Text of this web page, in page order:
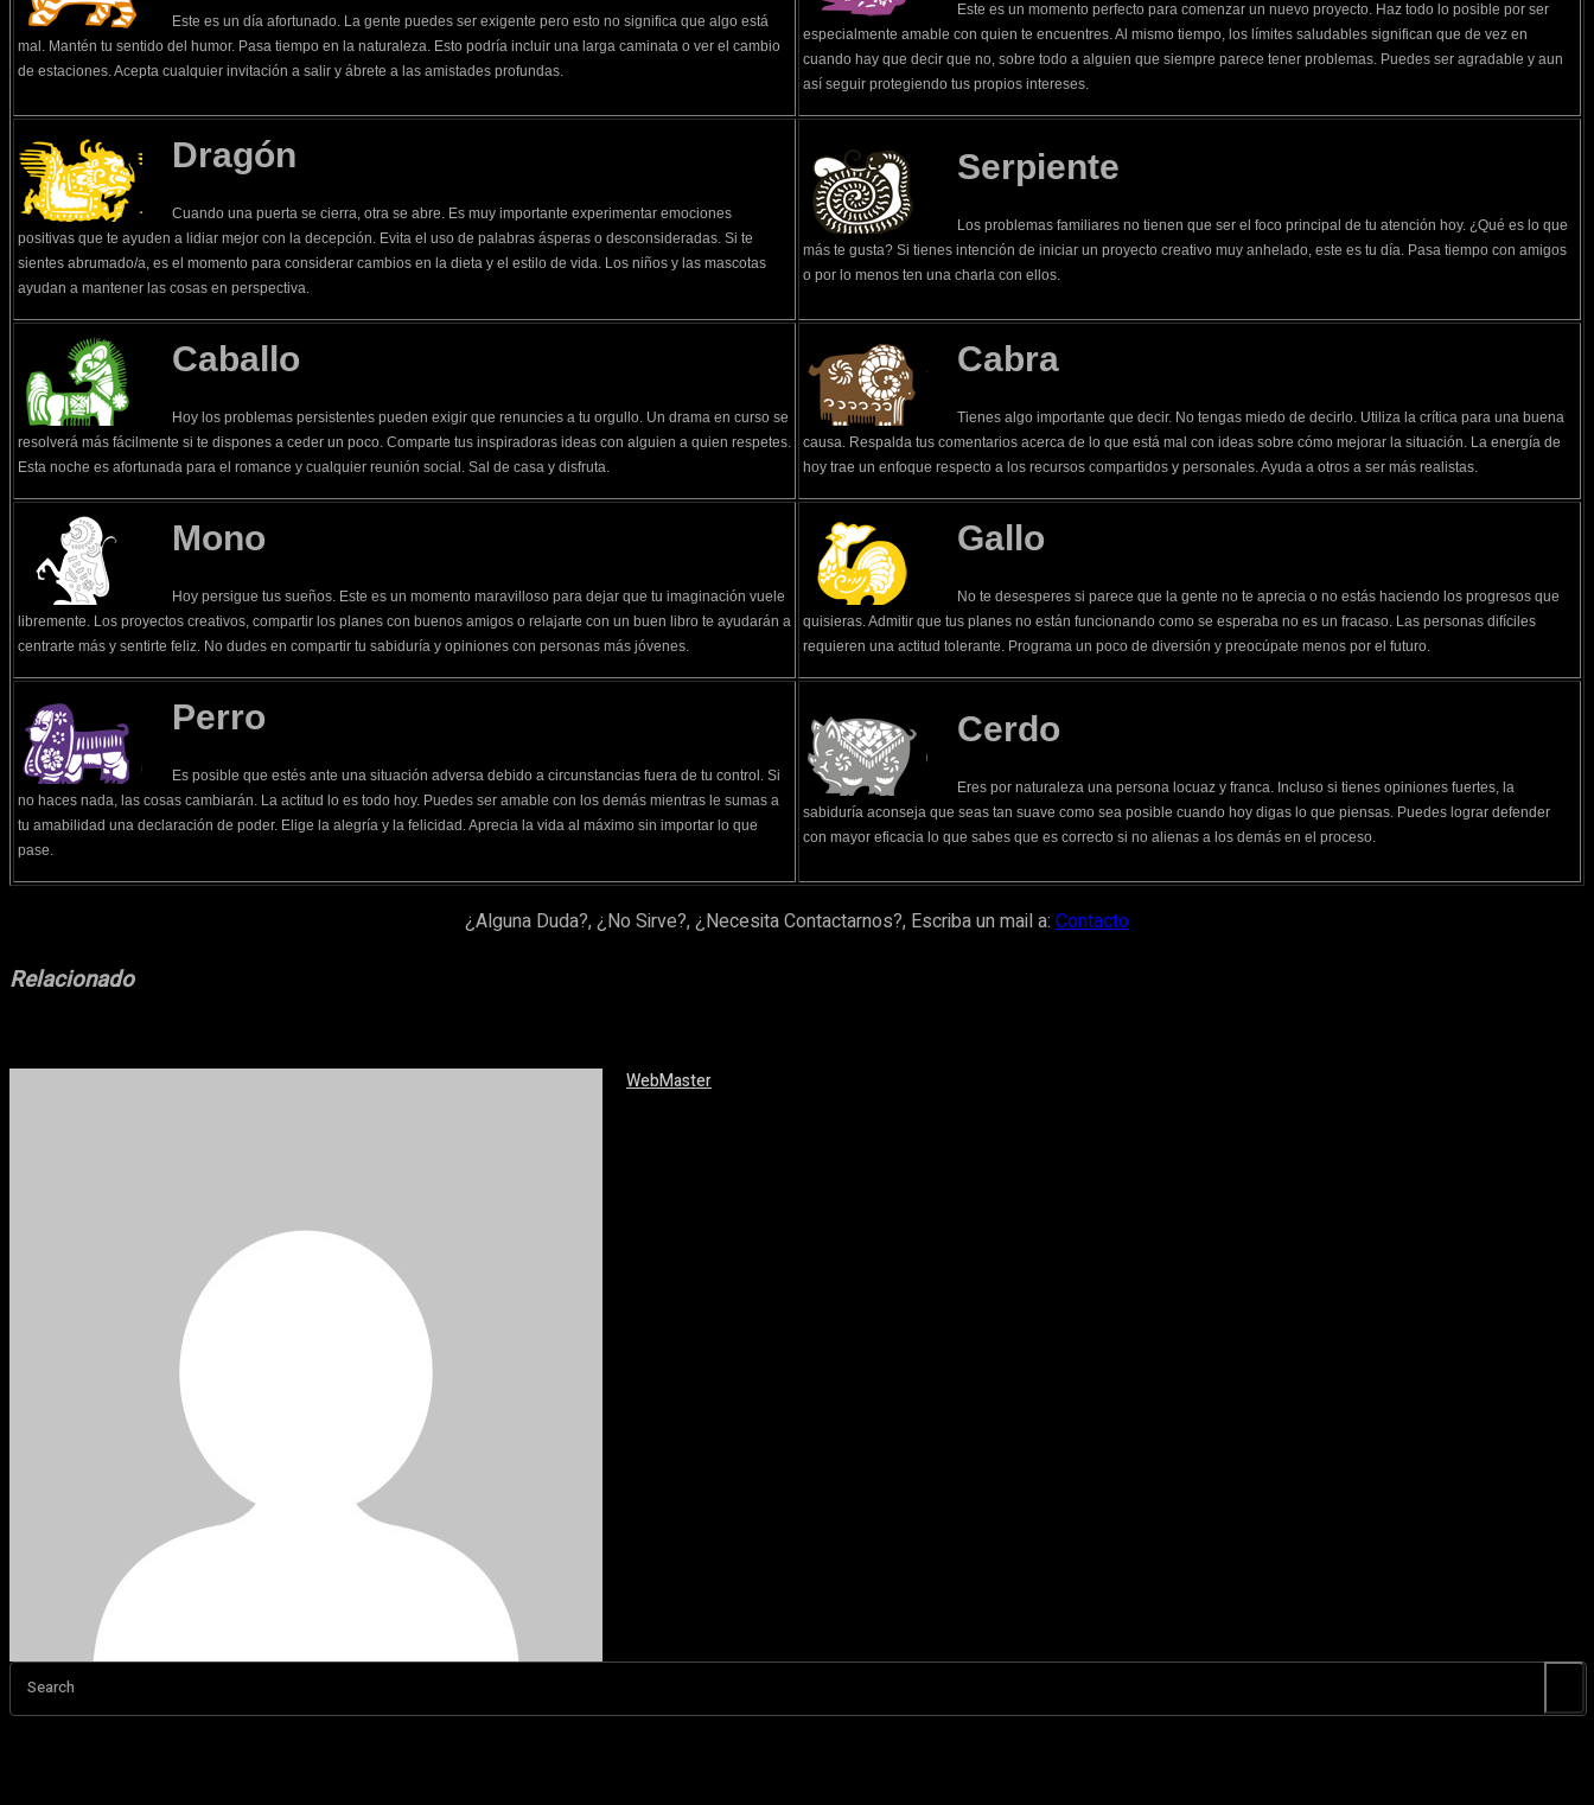
Este es un día afortunado. La gente puedes ser exigente pero esto no significa que algo está
mal. Mantén tu sentido del humor. Pasa tiempo en la naturaleza. Esto podría incluir una larga caminata o ver el cambio
de estaciones. Acepta cualquier invitación a salir y ábrete a las amistades profundas.
Este es un momento perfecto para comenzar un nuevo proyecto. Haz todo lo posible por ser
especialmente amable con quien te encuentres. Al mismo tiempo, los límites saludables significan que de vez en
cuando hay que decir que no, sobre todo a alguien que siempre parece tener problemas. Puedes ser agradable y aun
así seguir protegiendo tus propios intereses.
Dragón
Cuando una puerta se cierra, otra se abre. Es muy importante experimentar emociones
positivas que te ayuden a lidiar mejor con la decepción. Evita el uso de palabras ásperas o desconsideradas. Si te
sientes abrumado/a, es el momento para considerar cambios en la dieta y el estilo de vida. Los niños y las mascotas
ayudan a mantener las cosas en perspectiva.
Serpiente
Los problemas familiares no tienen que ser el foco principal de tu atención hoy. ¿Qué es lo que
más te gusta? Si tienes intención de iniciar un proyecto creativo muy anhelado, este es tu día. Pasa tiempo con amigos
o por lo menos ten una charla con ellos.
Caballo
Hoy los problemas persistentes pueden exigir que renuncies a tu orgullo. Un drama en curso se
resolverá más fácilmente si te dispones a ceder un poco. Comparte tus inspiradoras ideas con alguien a quien respetes.
Esta noche es afortunada para el romance y cualquier reunión social. Sal de casa y disfruta.
Cabra
Tienes algo importante que decir. No tengas miedo de decirlo. Utiliza la crítica para una buena
causa. Respalda tus comentarios acerca de lo que está mal con ideas sobre cómo mejorar la situación. La energía de
hoy trae un enfoque respecto a los recursos compartidos y personales. Ayuda a otros a ser más realistas.
Mono
Hoy persigue tus sueños. Este es un momento maravilloso para dejar que tu imaginación vuele
libremente. Los proyectos creativos, compartir los planes con buenos amigos o relajarte con un buen libro te ayudarán a
centrarte más y sentirte feliz. No dudes en compartir tu sabiduría y opiniones con personas más jóvenes.
Gallo
No te desesperes si parece que la gente no te aprecia o no estás haciendo los progresos que
quisieras. Admitir que tus planes no están funcionando como se esperaba no es un fracaso. Las personas difíciles
requieren una actitud tolerante. Programa un poco de diversión y preocúpate menos por el futuro.
Perro
Es posible que estés ante una situación adversa debido a circunstancias fuera de tu control. Si
no haces nada, las cosas cambiarán. La actitud lo es todo hoy. Puedes ser amable con los demás mientras le sumas a
tu amabilidad una declaración de poder. Elige la alegría y la felicidad. Aprecia la vida al máximo sin importar lo que
pase.
Cerdo
Eres por naturaleza una persona locuaz y franca. Incluso si tienes opiniones fuertes, la
sabiduría aconseja que seas tan suave como sea posible cuando hoy digas lo que piensas. Puedes lograr defender
con mayor eficacia lo que sabes que es correcto si no alienas a los demás en el proceso.
¿Alguna Duda?, ¿No Sirve?, ¿Necesita Contactarnos?, Escriba un mail a: Contacto
Relacionado
WebMaster
Search